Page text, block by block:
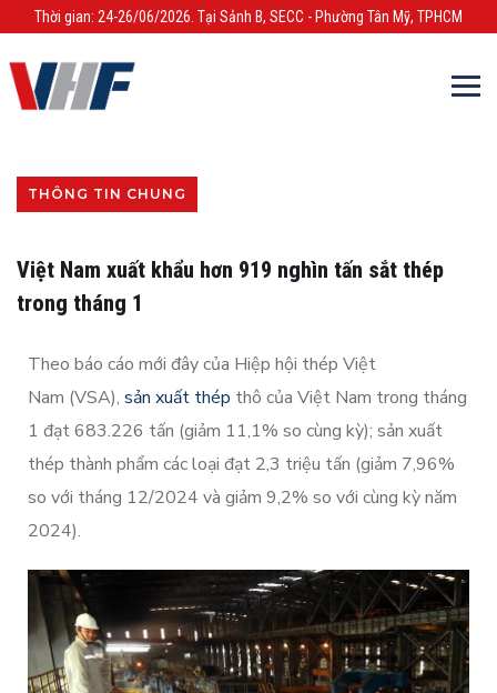
Thời gian: 24-26/06/2026. Tại Sảnh B, SECC - Phường Tân Mỹ, TPHCM
THÔNG TIN CHUNG
Việt Nam xuất khẩu hơn 919 nghìn tấn sắt thép
trong tháng 1
Theo báo cáo mới đây của Hiệp hội thép Việt
Nam (VSA), sản xuất thép thô của Việt Nam trong tháng
1 đạt 683.226 tấn (giảm 11,1% so cùng kỳ); sản xuất
thép thành phẩm các loại đạt 2,3 triệu tấn (giảm 7,96%
so với tháng 12/2024 và giảm 9,2% so với cùng kỳ năm
2024).